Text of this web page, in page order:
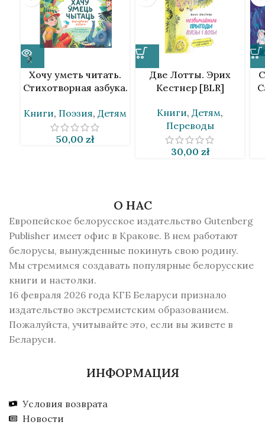
Хочу уметь читать.
Стихотворная азбука.
Книги, Поэзия, Детям
50,00 zł
Две Лотты. Эрих
Кестнер [BLR]
Книги, Детям,
Переводы
30,00 zł
О НАС
Европейское белорусское издательство Gutenberg
Publisher имеет офис в Кракове. В нем работают
белорусы, вынужденные покинуть свою родину.
Мы стремимся создавать популярные белорусские
книги и настолки.
16 февраля 2026 года КГБ Беларуси признало
издательство экстремистским образованием.
Пожалуйста, учитывайте это, если вы живете в
Беларуси.
ИНФОРМАЦИЯ
Условия возврата
Новости